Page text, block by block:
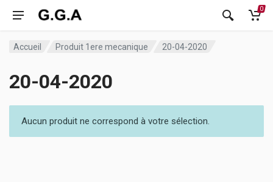
0
Accueil Produit 1ere mecanique 20-04-2020
20-04-2020
Aucun produit ne correspond à votre sélection.